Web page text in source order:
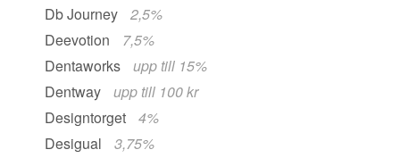
Db Journey
2,5%
Deevotion
7,5%
Dentaworks
upp till 15%
Dentway
upp till 100 kr
Designtorget
4%
Desigual
3,75%